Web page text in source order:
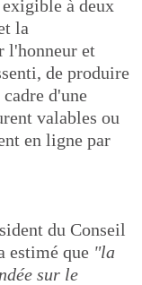
à deux
la
l'honneur et
de produire
d'une
valables ou
en ligne par
du Conseil
estimé que "la
sur le